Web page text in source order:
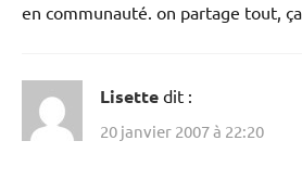
en communauté. on partage tout,
Lisette dit :
20 janvier 2007 à 22:20